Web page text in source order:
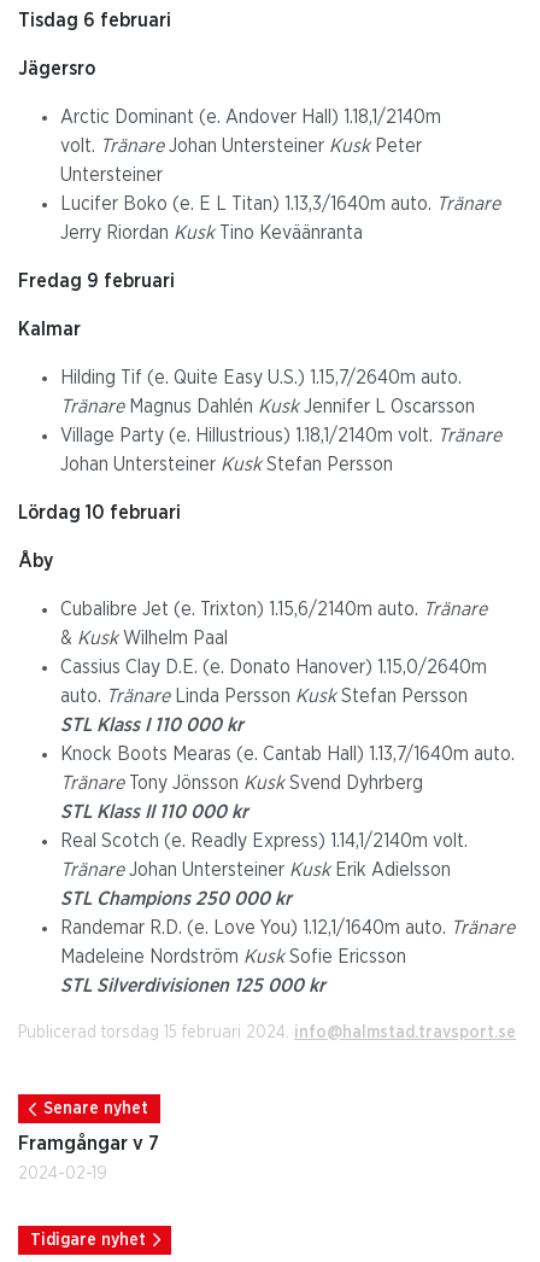
Tisdag 6 februari
Jägersro
Arctic Dominant (e. Andover Hall) 1.18,1/2140m
volt. TränareJohan Untersteiner KuskPeter
Untersteiner
Lucifer Boko (e. E L Titan) 1.13,3/1640m auto. Tränare
Jerry Riordan KuskTino Keväänranta
Fredag 9 februari
Kalmar
Hilding Tif (e. Quite Easy U.S.) 1.15,7/2640m auto.
TränareMagnus Dahlén KuskJennifer L Oscarsson
Village Party (e. Hillustrious) 1.18,1/2140m volt. Tränare
Johan Untersteiner KuskStefan Persson
Lördag 10 februari
Åby
Cubalibre Jet (e. Trixton) 1.15,6/2140m auto. Tränare
& KuskWilhelm Paal
Cassius Clay D.E. (e. Donato Hanover) 1.15,0/2640m
auto. TränareLinda Persson KuskStefan Persson
STL Klass I 110 000 kr
Knock Boots Mearas (e. Cantab Hall) 1.13,7/1640m auto.
TränareTony Jönsson KuskSvend Dyhrberg
STL Klass II 110 000 kr
Real Scotch (e. Readly Express) 1.14,1/2140m volt.
TränareJohan Untersteiner KuskErik Adielsson
STL Champions 250 000 kr
Randemar R.D. (e. Love You) 1.12,1/1640m auto. Tränare
Madeleine Nordström KuskSofie Ericsson
STL Silverdivisionen 125 000 kr
Publicerad torsdag 15 februari 2024. info@halmstad.travsport.se
Senare nyhet
Framgångar v 7
2024-02-19
Tidigare nyhet